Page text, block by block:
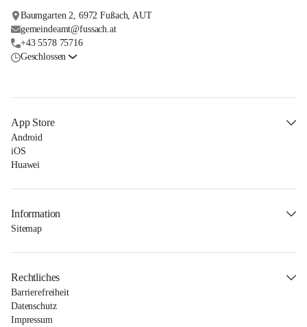
Baumgarten 2, 6972 Fußach, AUT
gemeindeamt@fussach.at
+43 5578 75716
Geschlossen
App Store
Android
iOS
Huawei
Information
Sitemap
Rechtliches
Barrierefreiheit
Datenschutz
Impressum